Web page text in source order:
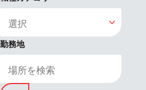
勤務地